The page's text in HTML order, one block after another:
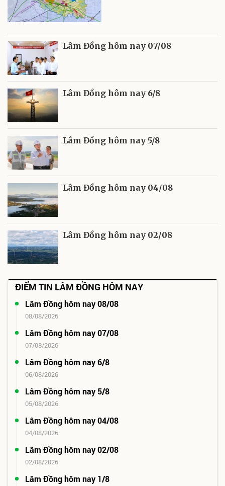
Lâm Đồng hôm nay 07/08
Lâm Đồng hôm nay 6/8
Lâm Đồng hôm nay 5/8
Lâm Đồng hôm nay 04/08
Lâm Đồng hôm nay 02/08
ĐIỂM TIN LÂM ĐỒNG HÔM NAY
Lâm Đồng hôm nay 08/08
08/08/2026
Lâm Đồng hôm nay 07/08
07/08/2026
Lâm Đồng hôm nay 6/8
06/08/2026
Lâm Đồng hôm nay 5/8
05/08/2026
Lâm Đồng hôm nay 04/08
04/08/2026
Lâm Đồng hôm nay 02/08
02/08/2026
Lâm Đồng hôm nay 1/8